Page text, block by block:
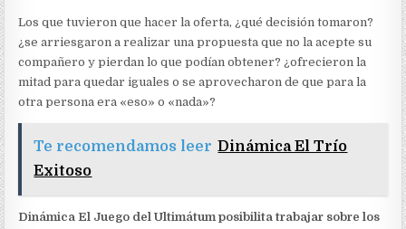
Los que tuvieron que hacer la oferta, ¿qué decisión tomaron?
¿se arriesgaron a realizar una propuesta que no la acepte su
compañero y pierdan lo que podían obtener? ¿ofrecieron la
mitad para quedar iguales o se aprovecharon de que para la
otra persona era «eso» o «nada»?
Te recomendamos leer Dinámica El Trío
Exitoso
Dinámica El Juego del Ultimátum posibilita trabajar sobre los